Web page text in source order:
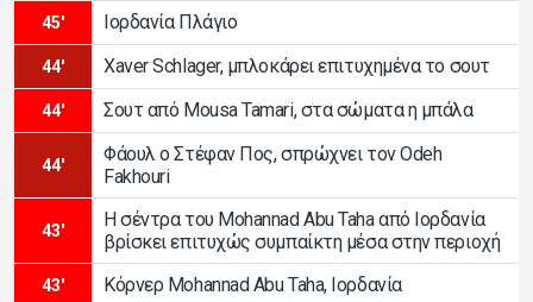
45' Ιορδανία Πλάγιο
44' Xaver Schlager, μπλοκάρει επιτυχημένα το σουτ
44' Σουτ από Mousa Tamari, στα σώματα η μπάλα
44'
Φάουλ ο Στέφαν Πος, σπρώχνει τον Odeh
Fakhouri
43'
Η σέντρα του Mohannad Abu Taha από Ιορδανία
βρίσκει επιτυχώς συμπαίκτη μέσα στην περιοχή
43' Κόρνερ Mohannad Abu Taha, Ιορδανία